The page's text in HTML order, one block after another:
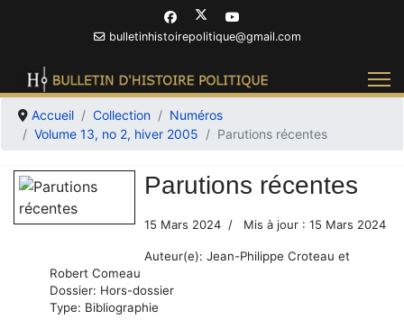
bulletinhistoirepolitique@gmail.com
Accueil Collection
Numéros
Volume 13, no 2, hiver 2005
Parutions récentes
Parutions récentes
15 Mars 2024 Mis à jour : 15 Mars 2024
Auteur(e): Jean-Philippe Croteau et
Robert Comeau
Dossier: Hors-dossier
Type: Bibliographie